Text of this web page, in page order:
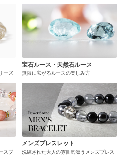
ーズ
宝石ルース・天然石ルース
無限に広がるルースの楽しみ方
スブ
メンズブレスレット
洗練された大人の雰囲気漂うメンズブレス